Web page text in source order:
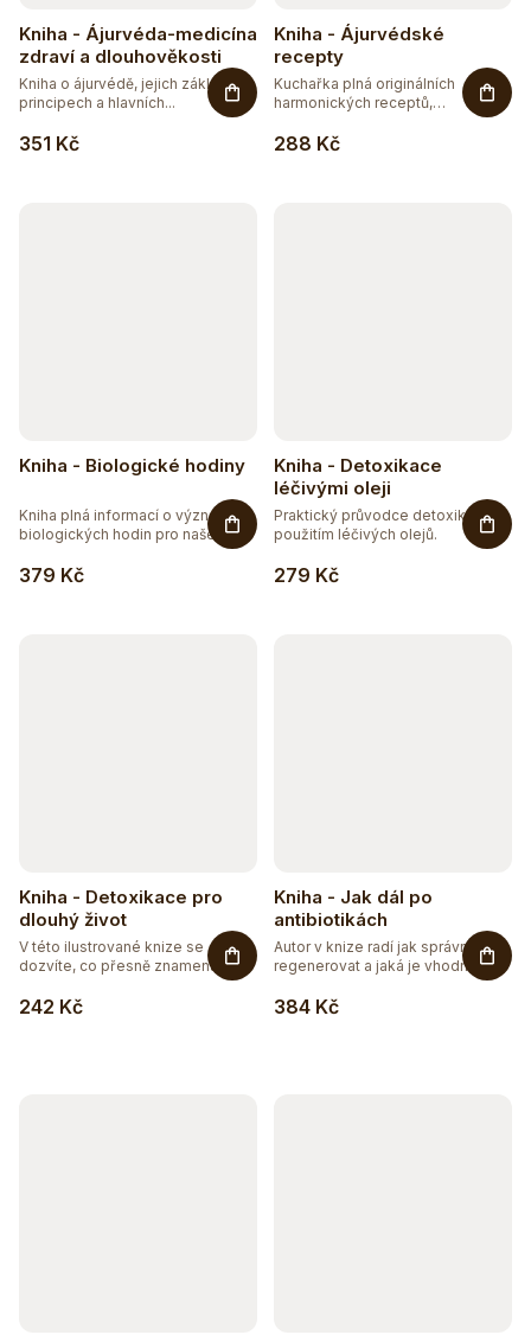
r
o
d
u
Kniha - Ájurvéda-medicína
zdraví a dlouhověkosti
351 Kč
Kniha o ájurvédě, jejich základních
principech a hlavních...
Kniha - Ájurvédské
recepty
288 Kč
Kuchařka plná originálních
harmonických receptů,
Kniha - Biologické hodiny
379 Kč
Kniha plná informací o významu
biologických hodin pro naše...
Kniha - Detoxikace
léčivými oleji
279 Kč
Praktický průvodce detoxikací s
použitím léčivých olejů.
Kniha - Detoxikace pro
dlouhý život
242 Kč
V této ilustrované knize se
dozvíte, co přesně znamená...
Kniha - Jak dál po
antibiotikách
384 Kč
Autor v knize radí jak správně
regenerovat a jaká je vhodná...
Těžko po jídle?